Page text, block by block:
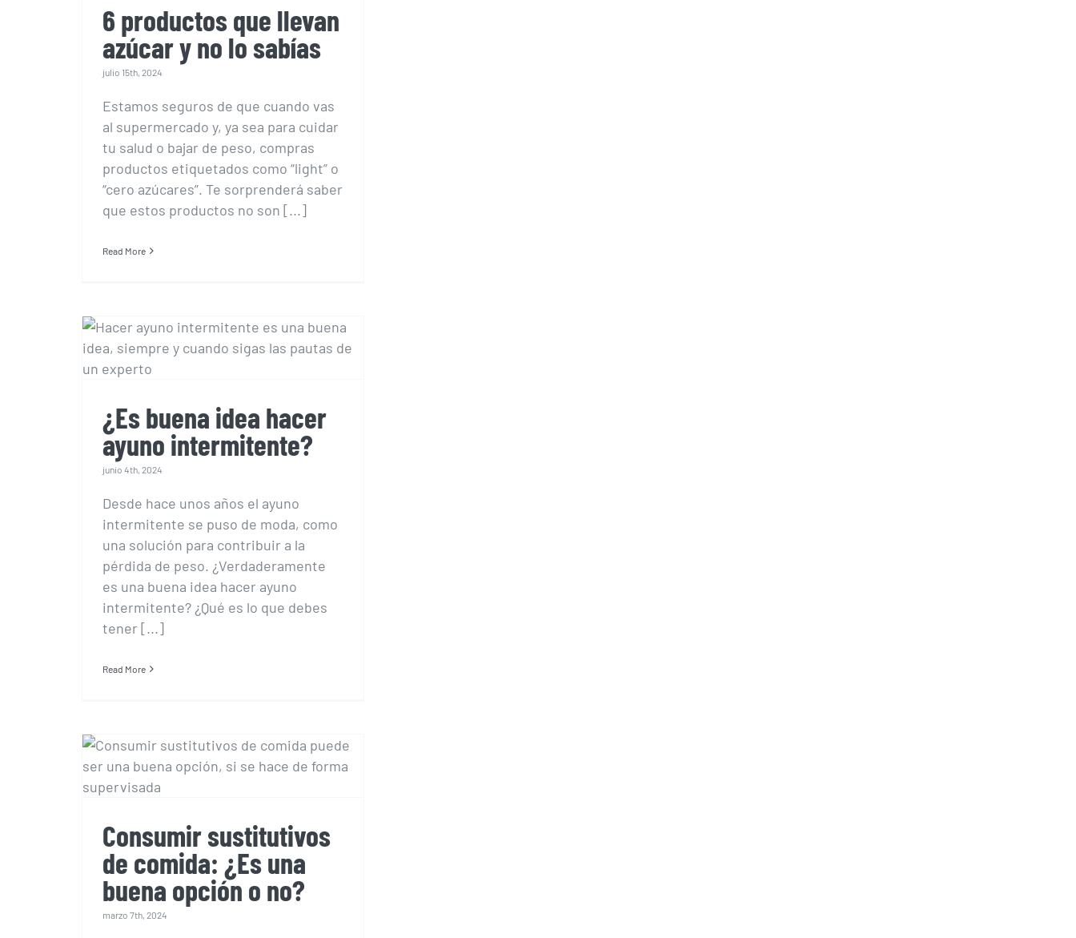
6 productos que llevan
azúcar y no lo sabías
julio 15th, 2024
Estamos seguros de que cuando vas
al supermercado y, ya sea para cuidar
tu salud o bajar de peso, compras
productos etiquetados como “light” o
“cero azúcares”. Te sorprenderá saber
que estos productos no son [...]
Read More
¿Es buena idea hacer
ayuno intermitente?
¿Es buena idea hacer
ayuno intermitente?
junio 4th, 2024
Desde hace unos años el ayuno
intermitente se puso de moda, como
una solución para contribuir a la
pérdida de peso. ¿Verdaderamente
es una buena idea hacer ayuno
intermitente? ¿Qué es lo que debes
tener [...]
Read More
Consumir sustitutivos
de comida: ¿Es una
buena opción o no?
Consumir sustitutivos
de comida: ¿Es una
buena opción o no?
marzo 7th, 2024